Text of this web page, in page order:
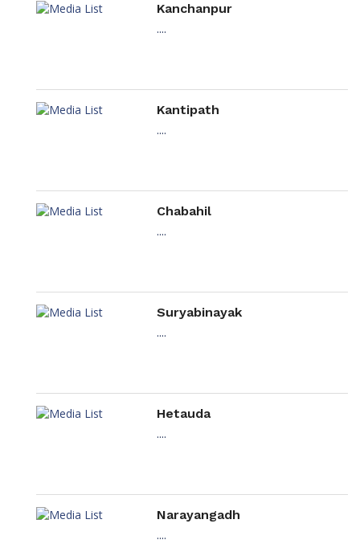
Kanchanpur
....
Kantipath
....
Chabahil
....
Suryabinayak
....
Hetauda
....
Narayangadh
....